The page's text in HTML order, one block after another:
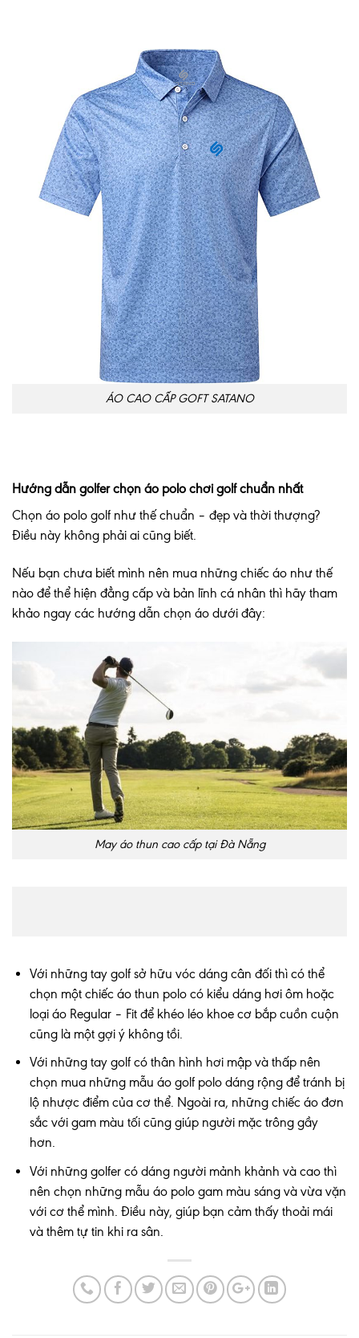
ÁO CAO CẤP GOFT SATANO
Hướng dẫn golfer chọn áo polo chơi golf chuẩn nhất
Chọn áo polo golf như thế chuẩn – đẹp và thời thượng?
Điều này không phải ai cũng biết.
Nếu bạn chưa biết mình nên mua những chiếc áo như thế
nào để thể hiện đẳng cấp và bản lĩnh cá nhân thì hãy tham
khảo ngay các hướng dẫn chọn áo dưới đây:
May áo thun cao cấp tại Đà Nẵng
Với những tay golf sở hữu vóc dáng cân đối thì có thể
chọn một chiếc áo thun polo có kiểu dáng hơi ôm hoặc
loại áo Regular – Fit để khéo léo khoe cơ bắp cuồn cuộn
cũng là một gợi ý không tồi.
Với những tay golf có thân hình hơi mập và thấp nên
chọn mua những mẫu áo golf polo dáng rộng để tránh bị
lộ nhược điểm của cơ thể. Ngoài ra, những chiếc áo đơn
sắc với gam màu tối cũng giúp người mặc trông gầy
hơn.
Với những golfer có dáng người mảnh khảnh và cao thì
nên chọn những mẫu áo polo gam màu sáng và vừa vặn
với cơ thể mình. Điều này, giúp bạn cảm thấy thoải mái
và thêm tự tin khi ra sân.